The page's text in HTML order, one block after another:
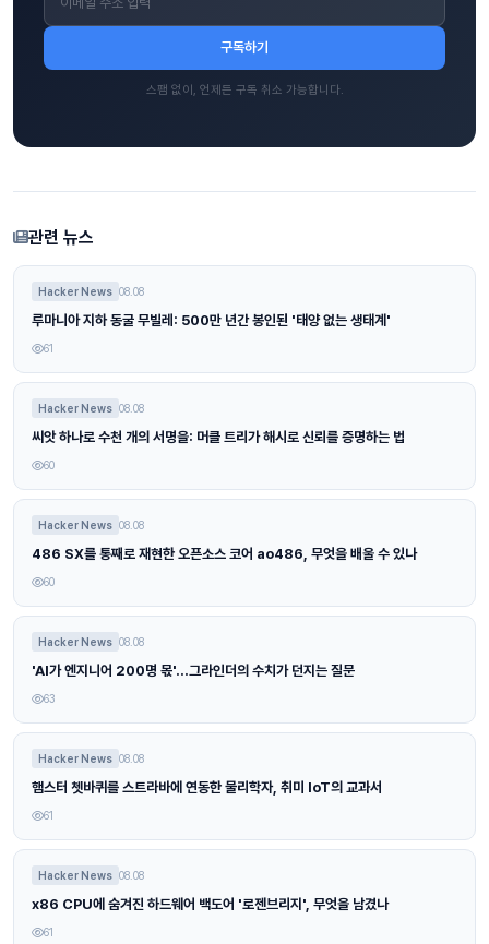
구독하기
스팸 없이, 언제든 구독 취소 가능합니다.
관련 뉴스
Hacker News 08.08
루마니아 지하 동굴 무빌레: 500만 년간 봉인된 '태양 없는 생태계'
61
Hacker News 08.08
씨앗 하나로 수천 개의 서명을: 머클 트리가 해시로 신뢰를 증명하는 법
60
Hacker News 08.08
486 SX를 통째로 재현한 오픈소스 코어 ao486, 무엇을 배울 수 있나
60
Hacker News 08.08
'AI가 엔지니어 200명 몫'…그라인더의 수치가 던지는 질문
63
Hacker News 08.08
햄스터 쳇바퀴를 스트라바에 연동한 물리학자, 취미 IoT의 교과서
61
Hacker News 08.08
x86 CPU에 숨겨진 하드웨어 백도어 '로젠브리지', 무엇을 남겼나
61